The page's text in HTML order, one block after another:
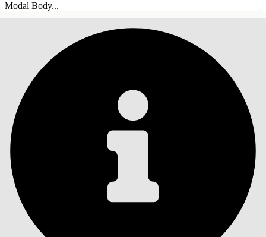
Modal Body...
SOMMARIO